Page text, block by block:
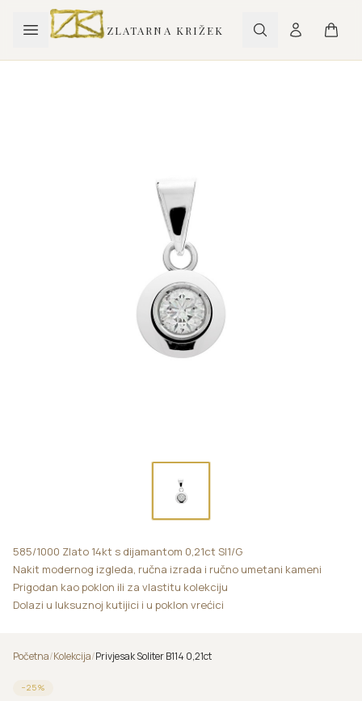
ZLATARNA KRIŽEK
585/1000 Zlato 14kt s dijamantom 0,21ct SI1/G
Nakit modernog izgleda, ručna izrada i ručno umetani kameni
Prigodan kao poklon ili za vlastitu kolekciju
Dolazi u luksuznoj kutijici i u poklon vrećici
Početna/Kolekcija/Privjesak Soliter B114 0,21ct
−25%